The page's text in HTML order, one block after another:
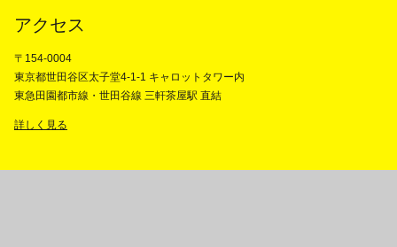
アクセス
〒154-0004
東京都世田谷区太子堂4-1-1 キャロットタワー内
東急田園都市線・世田谷線 三軒茶屋駅 直結
詳しく見る